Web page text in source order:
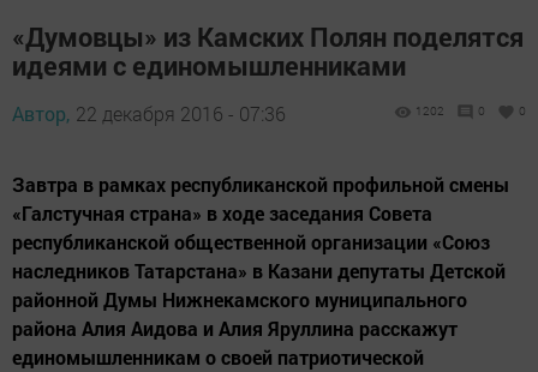
«Думовцы» из Камских Полян поделятся
идеями с единомышленниками
Автор, 22 декабря 2016 - 07:36 1202 0 0
Завтра в рамках республиканской профильной смены
«Галстучная страна» в ходе заседания Совета
республиканской общественной организации «Союз
наследников Татарстана» в Казани депутаты Детской
районной Думы Нижнекамского муниципального
района Алия Аидова и Алия Яруллина расскажут
единомышленникам о своей патриотической